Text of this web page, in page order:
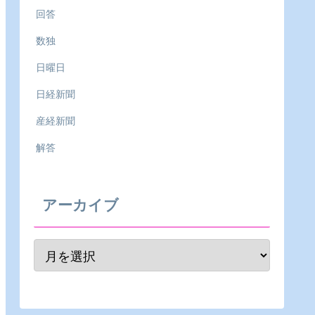
回答
数独
日曜日
日経新聞
産経新聞
解答
アーカイブ